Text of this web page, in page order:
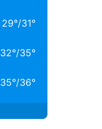
29°/31°
32°/35°
35°/36°